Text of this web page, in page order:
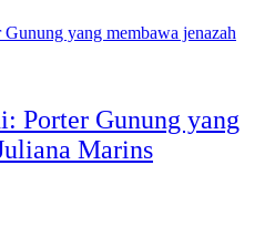
Porter Gunung yang
Marins